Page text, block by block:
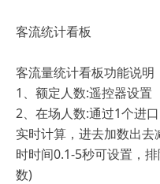
客流统计看板
客流量统计看板功能说明
1、额定人数:遥控器设置
2、在场人数:通过1个进
实时计算，进去加数出去
时时间0.1-5秒可设置，
数)